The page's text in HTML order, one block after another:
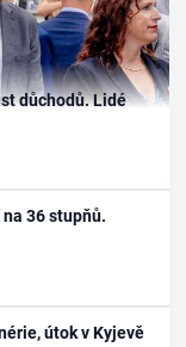
důchodů. Lidé
36 stupňů.
útok v Kyjevě